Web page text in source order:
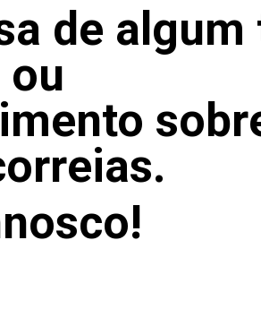
de algum
ou